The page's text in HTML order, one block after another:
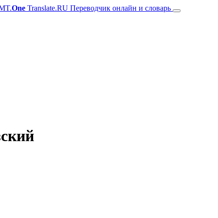
One Translate.RU Переводчик онлайн и словарь